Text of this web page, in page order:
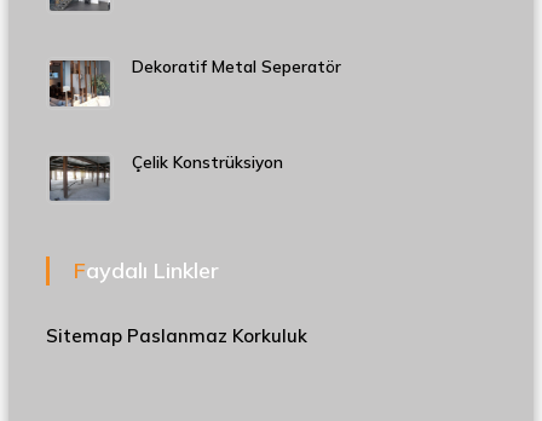
Dekoratif Metal Seperatör
Çelik Konstrüksiyon
Faydalı Linkler
Sitemap Paslanmaz Korkuluk